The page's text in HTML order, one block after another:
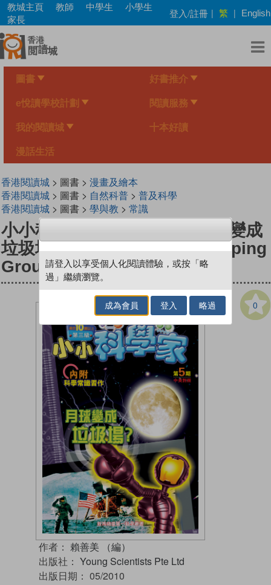
Skip
main
content
教城主頁 教師 中學生
小學生
家長
登入/註冊 | 繁 | English
圖書 好書推介
e悅讀學校計劃 閱讀服務
我的閱讀城 十本好讀
漫話生活
香港閱讀城> 圖書 > 漫畫及繪本
香港閱讀城> 圖書 > 自然科普> 普及科學
香港閱讀城> 圖書 > 學與教 > 常識
小小科學家（第三级）#5 月球變成
垃圾場？The Moon as A Dumping
Ground?
0
作者： 賴善美 （編）
出版社： Young Scientists Pte Ltd
出版日期： 05/2010
請登入以享受個人化閱讀體驗，或按「略
過」繼續瀏覽。
成為會員 登入 略過